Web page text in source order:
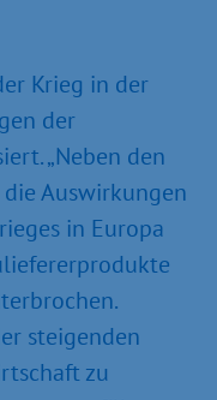
Krieg in der
der
„Neben den
Auswirkungen
in Europa
steigenden
zu